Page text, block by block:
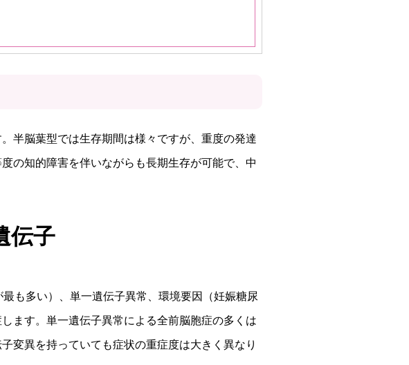
半脳葉型では生存期間は様々ですが、重度の発達
の知的障害を伴いながらも長期生存が可能で、中
伝子
も多い）、単一遺伝子異常、環境要因（妊娠糖尿
ます。単一遺伝子異常による全前脳胞症の多くは
変異を持っていても症状の重症度は大きく異なり